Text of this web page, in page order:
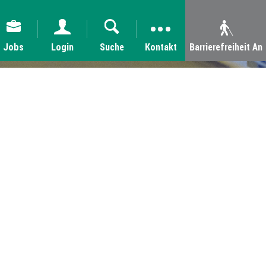
Jobs Login Suche Kontakt Barrierefreiheit An